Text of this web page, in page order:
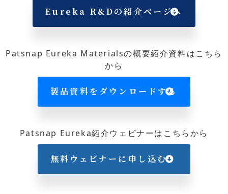
Eureka R&Dの紹介ページへ
Patsnap Eureka Materialsの概要紹介資料はこちら
から
製品資料をダウンロードする
Patsnap Eureka紹介ウェビナーはこちらから
無料ウェビナーに申し込む